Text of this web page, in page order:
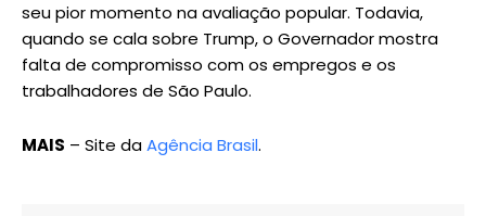
seu pior momento na avaliação popular. Todavia,
quando se cala sobre Trump, o Governador mostra
falta de compromisso com os empregos e os
trabalhadores de São Paulo.
MAIS – Site daAgência Brasil.